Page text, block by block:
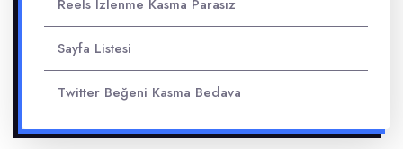
Reels Izlenme Kasma Parasız
Sayfa Listesi
Twitter Beğeni Kasma Bedava